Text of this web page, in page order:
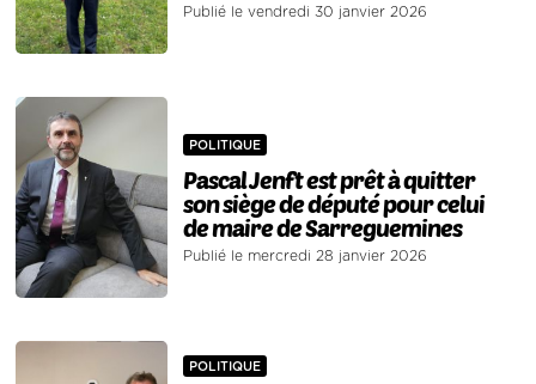
Publié le vendredi 30 janvier 2026
POLITIQUE
Pascal Jenft est prêt à quitter
son siège de député pour celui
de maire de Sarreguemines
Publié le mercredi 28 janvier 2026
POLITIQUE